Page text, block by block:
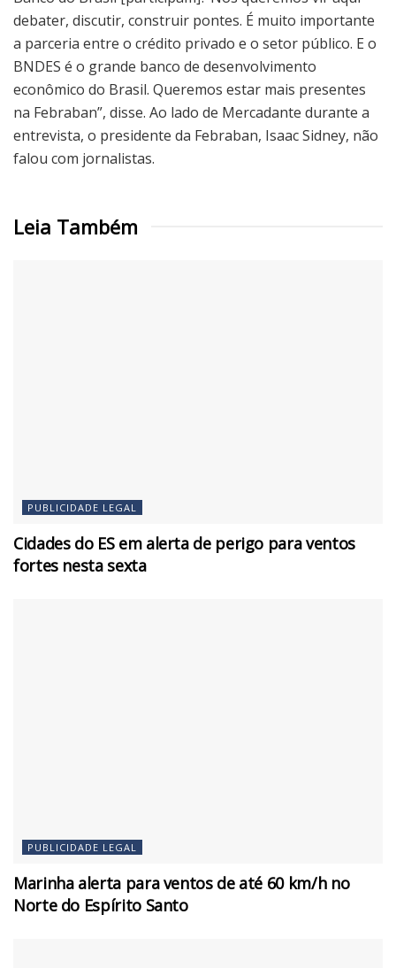
debater, discutir, construir pontes. É muito importante
a parceria entre o crédito privado e o setor público. E o
BNDES é o grande banco de desenvolvimento
econômico do Brasil. Queremos estar mais presentes
na Febraban”, disse. Ao lado de Mercadante durante a
entrevista, o presidente da Febraban, Isaac Sidney, não
falou com jornalistas.
Leia Também
PUBLICIDADE LEGAL
Cidades do ES em alerta de perigo para ventos
fortes nesta sexta
PUBLICIDADE LEGAL
Marinha alerta para ventos de até 60 km/h no
Norte do Espírito Santo